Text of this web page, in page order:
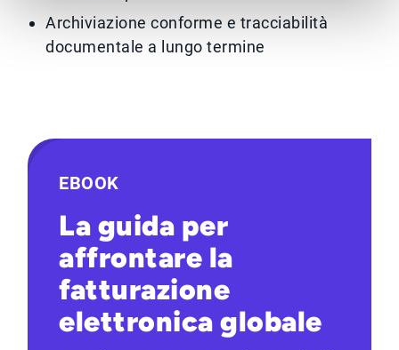
Archiviazione conforme e tracciabilità
documentale a lungo termine
EBOOK
La guida per
affrontare la
fatturazione
elettronica globale